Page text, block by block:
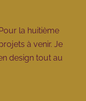
la huitième
à venir. Je
design tout au